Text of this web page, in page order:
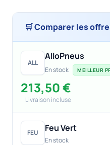
🛒 Comparer les
ALL
AlloPneus
En stock MEILLEUR
213,50 €
Livraison incluse
FEU Feu Vert
En stock